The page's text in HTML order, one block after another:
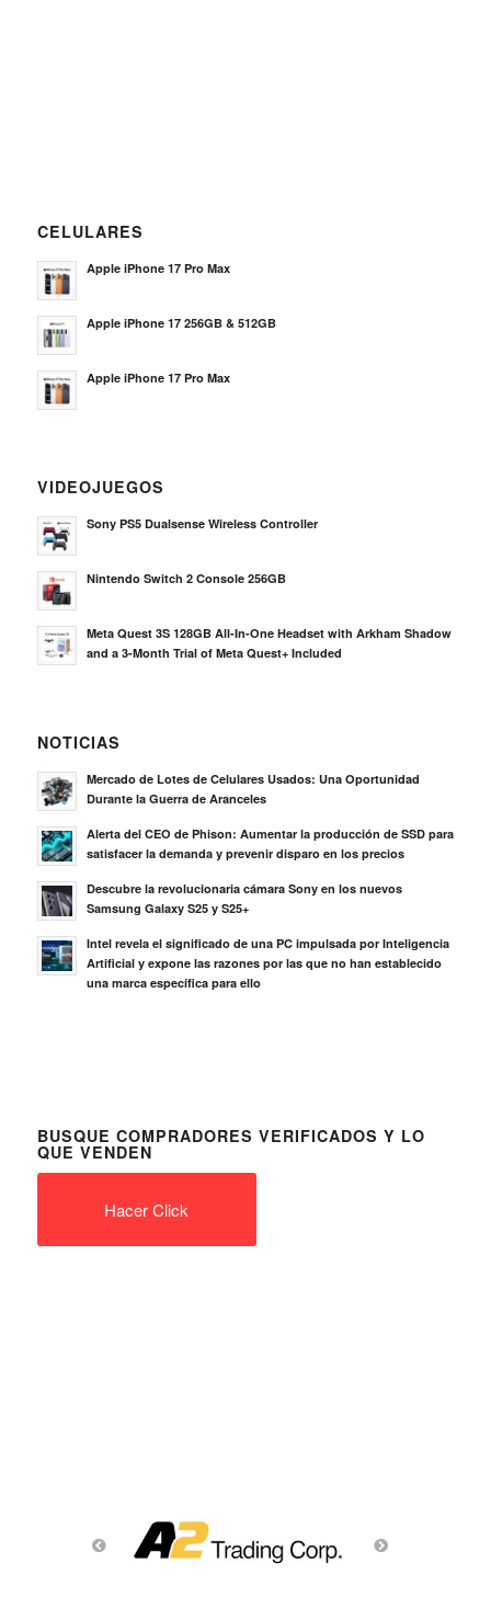
CELULARES
Apple iPhone 17 Pro Max
Apple iPhone 17 256GB & 512GB
Apple iPhone 17 Pro Max
VIDEOJUEGOS
Sony PS5 Dualsense Wireless Controller
Nintendo Switch 2 Console 256GB
Meta Quest 3S 128GB All-In-One Headset with Arkham Shadow
and a 3-Month Trial of Meta Quest+ Included
NOTICIAS
Mercado de Lotes de Celulares Usados: Una Oportunidad
Durante la Guerra de Aranceles
Alerta del CEO de Phison: Aumentar la producción de SSD para
satisfacer la demanda y prevenir disparo en los precios
Descubre la revolucionaria cámara Sony en los nuevos
Samsung Galaxy S25 y S25+
Intel revela el significado de una PC impulsada por Inteligencia
Artificial y expone las razones por las que no han establecido
una marca específica para ello
BUSQUE COMPRADORES VERIFICADOS Y LO
QUE VENDEN
Hacer Click